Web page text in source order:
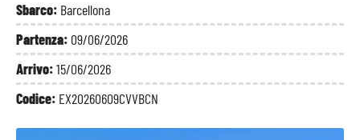
Sbarco: Barcellona
Partenza: 09/06/2026
Arrivo:15/06/2026
Codice: EX20260609CVVBCN